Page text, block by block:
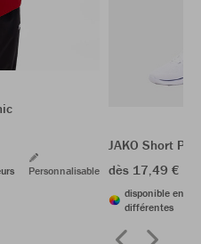
Personnalisable
JAKO Short
dès 17,49 €
disponible en 6
différentes